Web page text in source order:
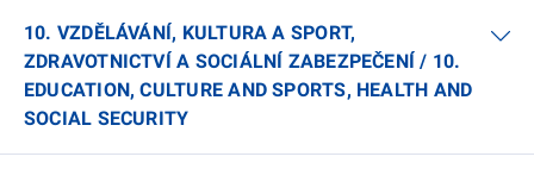
10. VZDĚLÁVÁNÍ, KULTURA A SPORT,
ZDRAVOTNICTVÍ A SOCIÁLNÍ ZABEZPEČENÍ / 10.
EDUCATION, CULTURE AND SPORTS, HEALTH AND
SOCIAL SECURITY